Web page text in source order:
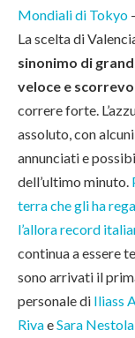
Mondiali di Tokyo
La scelta di
sinonimo di
veloce e
correre forte.
assoluto, con
annunciati e
dell’ultimo minuto.
terra che gli ha
l’allora record
continua a essere
sono arrivati il
personale di Iliass
RivaeSara Nestola